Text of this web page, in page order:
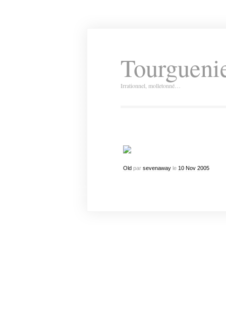
Irrationnel, molletonné…
Oldpar sevenawayle 10 Nov 2005